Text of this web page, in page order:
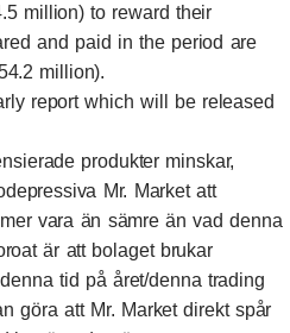
million) to reward their
and paid in the period are
million).
report which will be released
produkter minskar,
Mr. Market att
vara än sämre än vad denna
är att bolaget brukar
tid på året/denna trading
göra att Mr. Market direkt spår